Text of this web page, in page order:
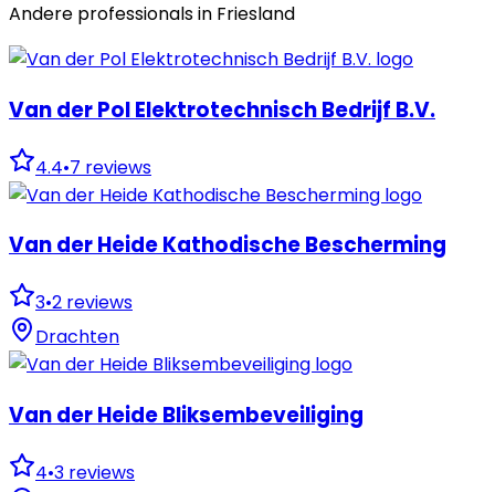
Andere professionals in Friesland
Van der Pol Elektrotechnisch Bedrijf B.V.
4.4•7 reviews
Van der Heide Kathodische Bescherming
3•2 reviews
Drachten
Van der Heide Bliksembeveiliging
4•3 reviews